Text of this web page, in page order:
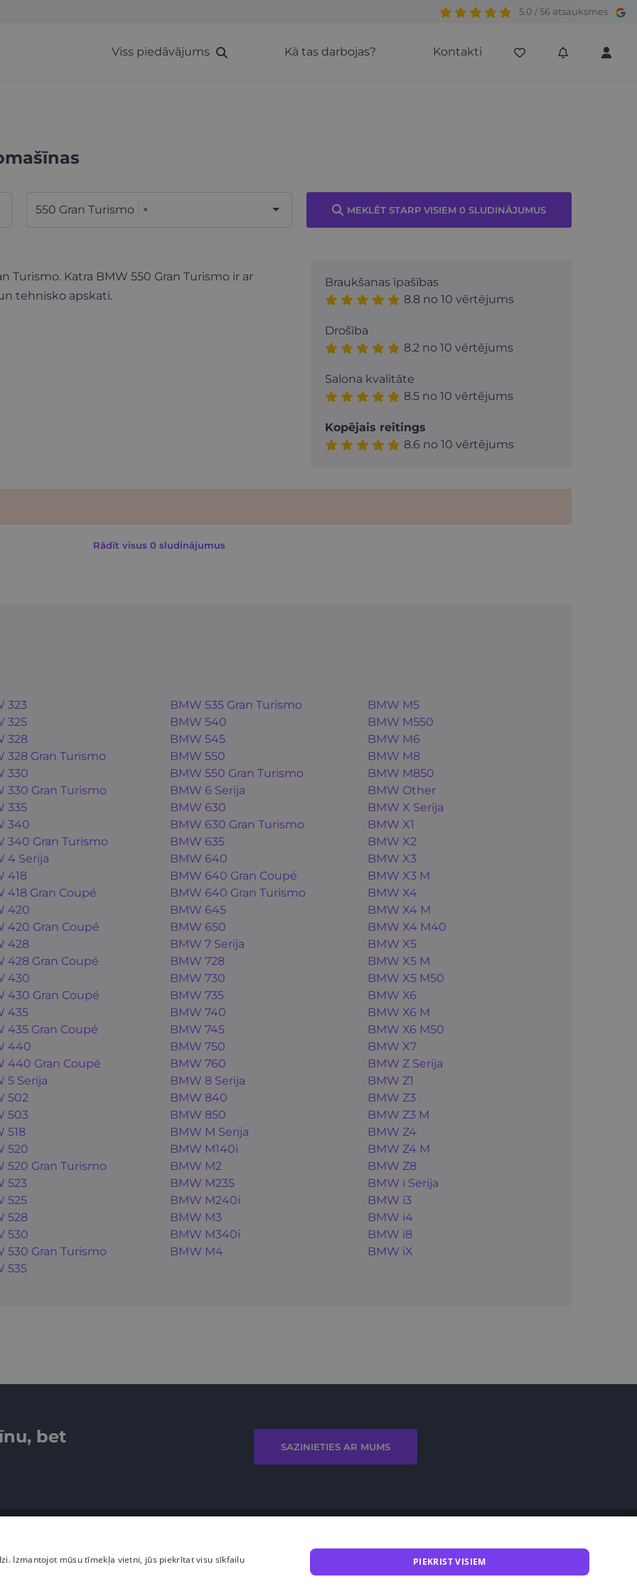
5.0 / 56 atsauksmes
Viss piedāvājums Kā tas darbojas? Kontakti
550 Gran Turismo × MEKLĒT STARP VISIEM 0 SLUDINĀJUMUS
Turismo. Katra BMW 550 Gran Turismo ir ar
tehnisko apskati.
Braukšanas īpašības
8.8 no 10 vērtējums
Drošība
8.2 no 10 vērtējums
Salona kvalitāte
8.5 no 10 vērtējums
Kopējais reitings
8.6 no 10 vērtējums
Rādīt visus 0 sludinājumus
323
325
328
328 Gran Turismo
330
330 Gran Turismo
335
340
340 Gran Turismo
4 Serija
418
418 Gran Coupé
420
420 Gran Coupé
428
428 Gran Coupé
430
430 Gran Coupé
435
435 Gran Coupé
440
440 Gran Coupé
5 Serija
502
503
518
520
520 Gran Turismo
523
525
528
530
530 Gran Turismo
535
BMW 535 Gran Turismo
BMW 540
BMW 545
BMW 550
BMW 550 Gran Turismo
BMW 6 Serija
BMW 630
BMW 630 Gran Turismo
BMW 635
BMW 640
BMW 640 Gran Coupé
BMW 640 Gran Turismo
BMW 645
BMW 650
BMW 7 Serija
BMW 728
BMW 730
BMW 735
BMW 740
BMW 745
BMW 750
BMW 760
BMW 8 Serija
BMW 840
BMW 850
BMW M Serija
BMW M140i
BMW M2
BMW M235
BMW M240i
BMW M3
BMW M340i
BMW M4
BMW M5
BMW M550
BMW M6
BMW M8
BMW M850
BMW Other
BMW X Serija
BMW X1
BMW X2
BMW X3
BMW X3 M
BMW X4
BMW X4 M
BMW X4 M40
BMW X5
BMW X5 M
BMW X5 M50
BMW X6
BMW X6 M
BMW X6 M50
BMW X7
BMW Z Serija
BMW Z1
BMW Z3
BMW Z3 M
BMW Z4
BMW Z4 M
BMW Z8
BMW i Serija
BMW i3
BMW i4
BMW i8
BMW iX
bet
SAZINIETIES AR MUMS
Caramba.lt
Izmantojot mūsu tīmekļa vietni, jūs piekrītat visu sīkfailu
PIEKRIST VISIEM